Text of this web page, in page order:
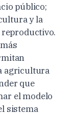
público;
y la
agricultura
que
el modelo
sistema